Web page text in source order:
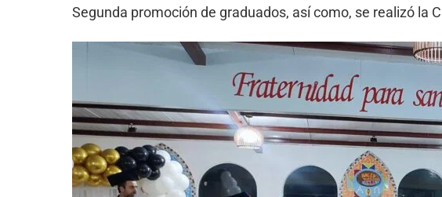
Segunda promoción de graduados, así como, se realizó la